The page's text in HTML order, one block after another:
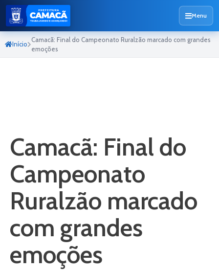
Menu
Início
Camacã: Final do Campeonato Ruralzão marcado com grandes
emoções
Camacã: Final do
Campeonato
Ruralzão marcado
com grandes
emoções